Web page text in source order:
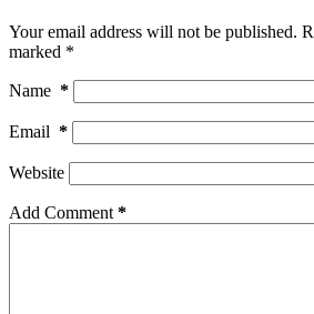
Your email address will not be published.
marked *
Name *
Email *
Website
Add Comment *